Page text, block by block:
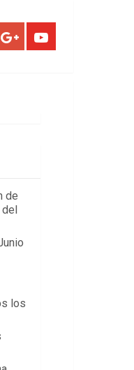
de
del
los